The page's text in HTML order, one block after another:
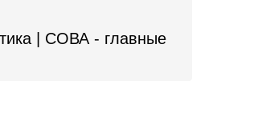
| СОВА - главные